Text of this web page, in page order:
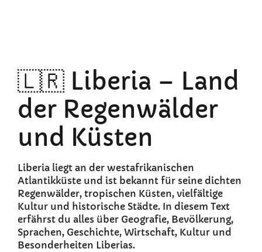
🇱🇷 Liberia – Land
der Regenwälder
und Küsten
Liberia liegt an der westafrikanischen
Atlantikküste und ist bekannt für seine dichten
Regenwälder, tropischen Küsten, vielfältige
Kultur und historische Städte. In diesem Text
erfährst du alles über Geografie, Bevölkerung,
Sprachen, Geschichte, Wirtschaft, Kultur und
Besonderheiten Liberias.